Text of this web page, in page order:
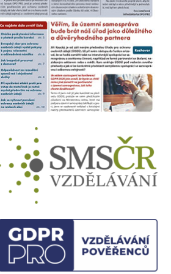
GDPR a rozdělení rolí mezi uživatelem
poskytovateli.
na bezprecedentní bezpečnostní
ve světě se Evropská unie zaměřila také
odolnosti klíčových institucí. Cílem
legislativy je zajistit, aby relevantní
byly schopné okamžitě reagovat na
s ochranou osobních údajů a jaké
povinnosti z ní pro správce vyplývají? To ve
textu detailně rozebírá Vojtěch Dlouhý.
se, zda je to vše? Kdepak. Časopis přináší i
dalších informací, aktualit a inspirativních
čtení a pohodové letní dny vám přeje